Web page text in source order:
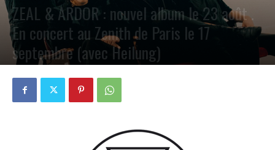
ZEAL & ARDOR : nouvel album le 23 août .
En concert au Zenith de Paris le 17
septembre (avec Heilung)